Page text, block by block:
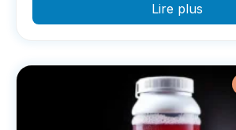
Lire plus